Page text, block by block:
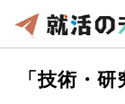
「技術・